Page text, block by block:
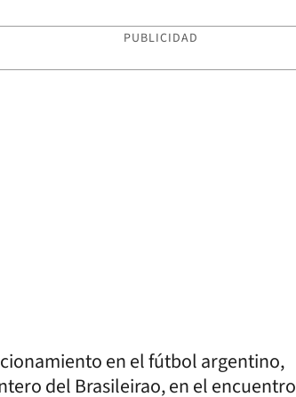
PUBLICIDAD
en el fútbol argentino,
del Brasileirao, en el encuentro